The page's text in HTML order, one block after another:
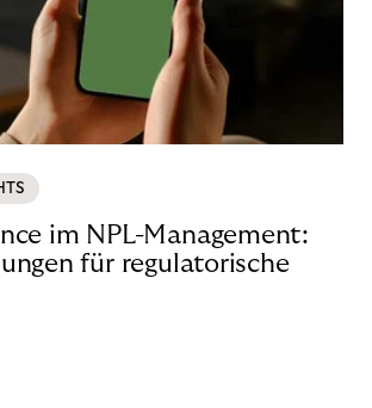
im NPL-Management:
für regulatorische